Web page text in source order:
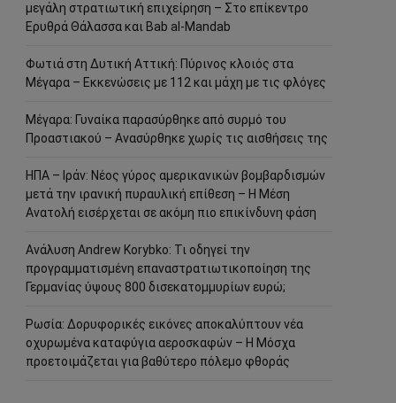
μεγάλη στρατιωτική επιχείρηση – Στο επίκεντρο
Ερυθρά Θάλασσα και Bab al-Mandab
Φωτιά στη Δυτική Αττική: Πύρινος κλοιός στα
Μέγαρα – Εκκενώσεις με 112 και μάχη με τις φλόγες
Μέγαρα: Γυναίκα παρασύρθηκε από συρμό του
Προαστιακού – Ανασύρθηκε χωρίς τις αισθήσεις της
ΗΠΑ – Ιράν: Νέος γύρος αμερικανικών βομβαρδισμών
μετά την ιρανική πυραυλική επίθεση – Η Μέση
Ανατολή εισέρχεται σε ακόμη πιο επικίνδυνη φάση
Ανάλυση Andrew Korybko: Τι οδηγεί την
προγραμματισμένη επαναστρατιωτικοποίηση της
Γερμανίας ύψους 800 δισεκατομμυρίων ευρώ;
Ρωσία: Δορυφορικές εικόνες αποκαλύπτουν νέα
οχυρωμένα καταφύγια αεροσκαφών – Η Μόσχα
προετοιμάζεται για βαθύτερο πόλεμο φθοράς